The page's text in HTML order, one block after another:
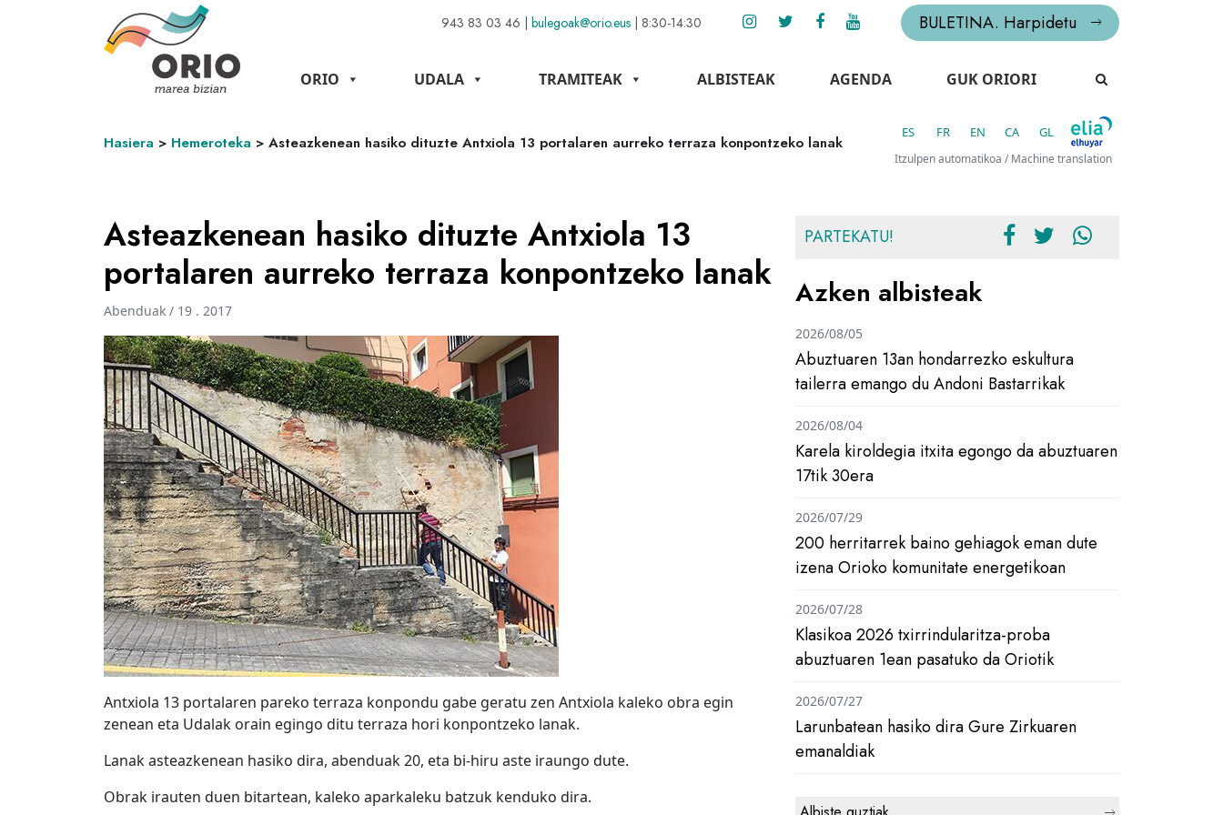
943 83 03 46 | bulegoak@orio.eus | 8:30-14:30 BULETINA. Harpidetu
ORIO UDALA TRAMITEAK ALBISTEAK AGENDA GUK ORIORI
Hasiera > Hemeroteka > Asteazkenean hasiko dituzte Antxiola 13 portalaren aurreko terraza konpontzeko lanak
ES FR EN CA GL
Itzulpen automatikoa / Machine translation
Asteazkenean hasiko dituzte Antxiola 13
portalaren aurreko terraza konpontzeko lanak
Abenduak / 19 . 2017
Antxiola 13 portalaren pareko terraza konpondu gabe geratu zen Antxiola kaleko obra egin
zenean eta Udalak orain egingo ditu terraza hori konpontzeko lanak.
Lanak asteazkenean hasiko dira, abenduak 20, eta bi-hiru aste iraungo dute.
Obrak irauten duen bitartean, kaleko aparkaleku batzuk kenduko dira.
PARTEKATU!
Azken albisteak
Abuztuaren 13an hondarrezko eskultura
tailerra emango du Andoni Bastarrikak
2026/08/05
Karela kiroldegia itxita egongo da abuztuaren
17tik 30era
2026/08/04
200 herritarrek baino gehiagok eman dute
izena Orioko komunitate energetikoan
2026/07/29
Klasikoa 2026 txirrindularitza-proba
abuztuaren 1ean pasatuko da Oriotik
2026/07/28
Larunbatean hasiko dira Gure Zirkuaren
emanaldiak
2026/07/27